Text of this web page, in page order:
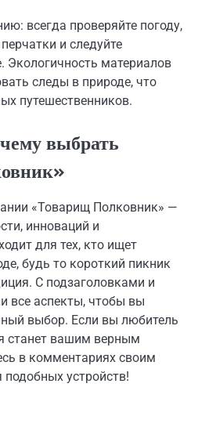
всегда проверяйте погоду,
и следуйте
Экологичность материалов
следы в природе, что
путешественников.
выбрать
«Товарищ Полковник» —
инноваций и
для тех, кто ищет
будь то короткий пикник
С подзаголовками и
все аспекты, чтобы вы
выбор. Если вы любитель
станет вашим верным
в комментариях своим
устройств!